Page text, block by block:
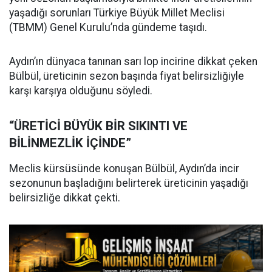
yaşadığı sorunları Türkiye Büyük Millet Meclisi
(TBMM) Genel Kurulu’nda gündeme taşıdı.
Aydın’ın dünyaca tanınan sarı lop incirine dikkat çeken
Bülbül, üreticinin sezon başında fiyat belirsizliğiyle
karşı karşıya olduğunu söyledi.
“ÜRETİCİ BÜYÜK BİR SIKINTI VE
BİLİNMEZLİK İÇİNDE”
Meclis kürsüsünde konuşan Bülbül, Aydın’da incir
sezonunun başladığını belirterek üreticinin yaşadığı
belirsizliğe dikkat çekti.